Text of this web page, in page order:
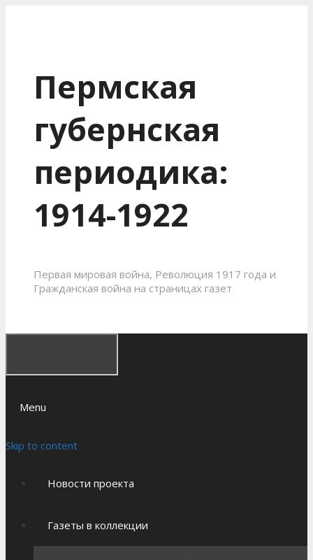
Пермская
губернская
периодика:
1914-1922
Первая мировая война, Революция 1917 года и
Гражданская война на страницах газет
Menu
Skip to content
Новости проекта
Газеты в коллекции